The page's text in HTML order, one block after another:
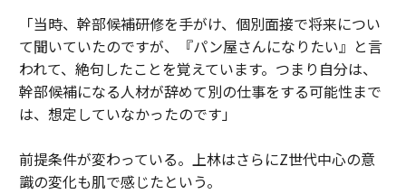
「当時、幹部候補研修を手がけ、個別面接で将来につい
て聞いていたのですが、『パン屋さんになりたい』と言
われて、絶句したことを覚えています。つまり自分は、
幹部候補になる人材が辞めて別の仕事をする可能性まで
は、想定していなかったのです」
前提条件が変わっている。上林はさらにZ世代中心の意
識の変化も肌で感じたという。